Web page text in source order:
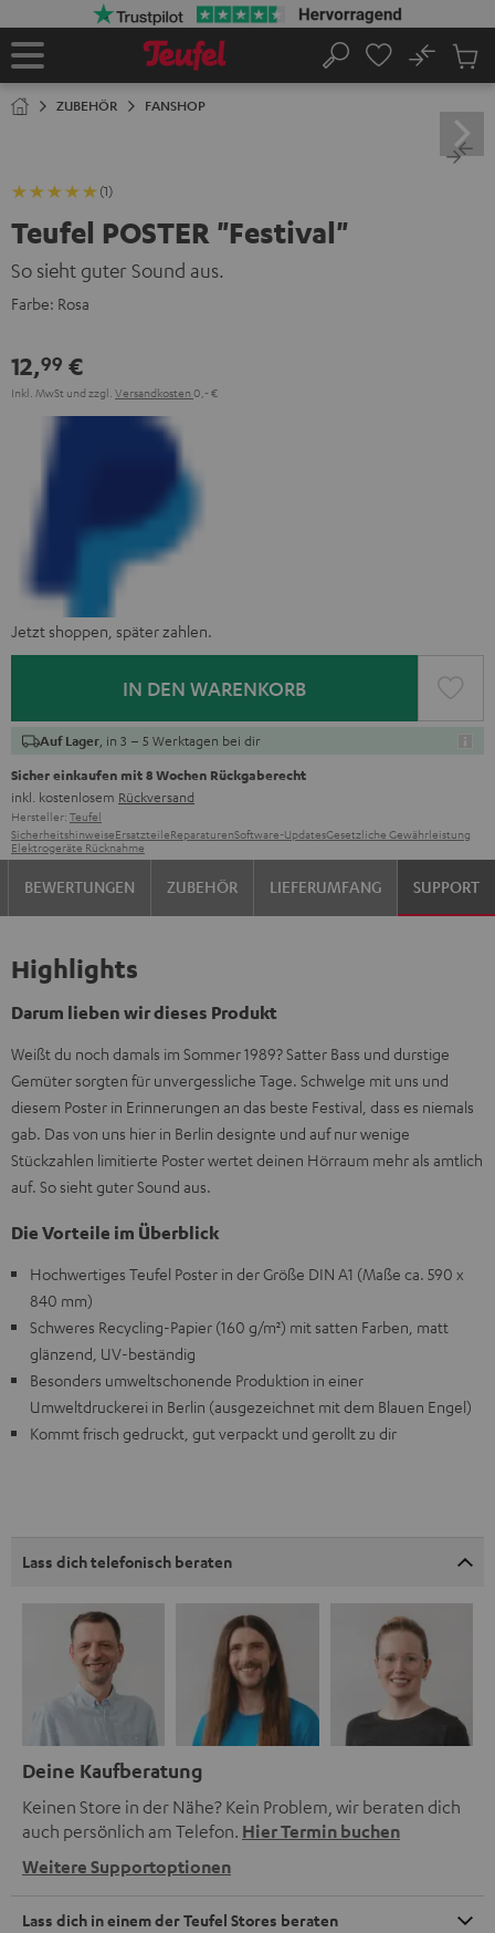
Startseite
Suche
No
ZUBEHÖR FANSHOP
(1)
Teufel POSTER "Festival"
So sieht guter Sound aus.
Farbe: Rosa
12,99 €
Inkl. MwSt und zzgl. Versandkosten 0,‐ €
Jetzt shoppen, später zahlen.
IN DEN WARENKORB
Auf Lager , in 3 – 5 Werktagen bei dir
Sicher einkaufen mit 8 Wochen Rückgaberecht
inkl. kostenlosem Rückversand
Hersteller: Teufel
SicherheitshinweiseErsatzteileReparaturenSoftware-UpdatesGesetzliche Gewährleistung
Elektrogeräte Rücknahme
BEWERTUNGEN ZUBEHÖR LIEFERUMFANG SUPPORT
Highlights
Darum lieben wir dieses Produkt
Weißt du noch damals im Sommer 1989? Satter Bass und durstige
Gemüter sorgten für unvergessliche Tage. Schwelge mit uns und
diesem Poster in Erinnerungen an das beste Festival, dass es niemals
gab. Das von uns hier in Berlin designte und auf nur wenige
Stückzahlen limitierte Poster wertet deinen Hörraum mehr als amtlich
auf. So sieht guter Sound aus.
Die Vorteile im Überblick
Hochwertiges Teufel Poster in der Größe DIN A1 (Maße ca. 590 x
840 mm)
Schweres Recycling-Papier (160 g/m²) mit satten Farben, matt
glänzend, UV-beständig
Besonders umweltschonende Produktion in einer
Umweltdruckerei in Berlin (ausgezeichnet mit dem Blauen Engel)
Kommt frisch gedruckt, gut verpackt und gerollt zu dir
Lass dich telefonisch beraten
Deine Kaufberatung
Keinen Store in der Nähe? Kein Problem, wir beraten dich
auch persönlich am Telefon. Hier Termin buchen
Weitere Supportoptionen
Lass dich in einem der Teufel Stores beraten